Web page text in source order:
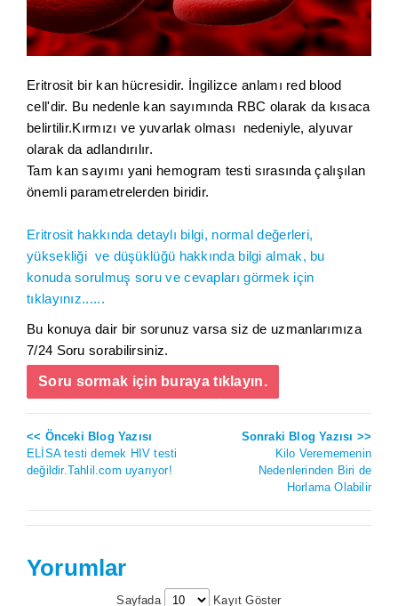
Eritrosit bir kan hücresidir. İngilizce anlamı red blood
cell'dir. Bu nedenle kan sayımında RBC olarak da kısaca
belirtilir.Kırmızı ve yuvarlak olması nedeniyle, alyuvar
olarak da adlandırılır.
Tam kan sayımı yani hemogram testi sırasında çalışılan
önemli parametrelerden biridir.
Eritrosit hakkında detaylı bilgi, normal değerleri,
yüksekliği ve düşüklüğü hakkında bilgi almak, bu
konuda sorulmuş soru ve cevapları görmek için
tıklayınız......
Bu konuya dair bir sorunuz varsa siz de uzmanlarımıza
7/24 Soru sorabilirsiniz.
Soru sormak için buraya tıklayın.
<< Önceki Blog Yazısı
ELİSA testi demek HIV testi
değildir.Tahlil.com uyarıyor!
Sonraki Blog Yazısı >>
Kilo Verememenin
Nedenlerinden Biri de
Horlama Olabilir
Yorumlar
Sayfada Kayıt Göster